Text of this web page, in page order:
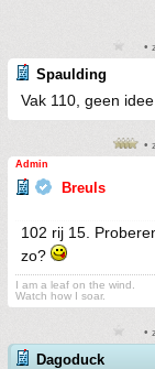
•
Spaulding
Vak 110, geen
•
Admin
Breuls
102 rij 15.
zo?
I am a leaf on the wind.
Watch how I soar.
•
Dagoduck